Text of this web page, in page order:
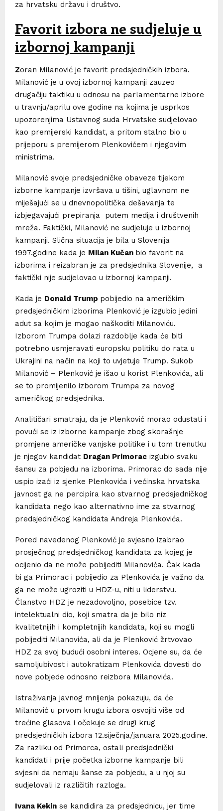
za hrvatsku državu i društvo.
Favorit izbora ne sudjeluje u
izbornoj kampanji
Zoran Milanović je favorit predsjedničkih izbora.
Milanović je u ovoj izbornoj kampanji zauzeo
drugačiju taktiku u odnosu na parlamentarne izbore
u travnju/aprilu ove godine na kojima je usprkos
upozorenjima Ustavnog suda Hrvatske sudjelovao
kao premijerski kandidat, a pritom stalno bio u
prijeporu s premijerom Plenkovićem i njegovim
ministrima.
Milanović svoje predsjedničke obaveze tijekom
izborne kampanje izvršava u tišini, uglavnom ne
miješajući se u dnevnopolitička dešavanja te
izbjegavajući prepiranja putem medija i društvenih
mreža. Faktički, Milanović ne sudjeluje u izbornoj
kampanji. Slična situacija je bila u Slovenija
1997.godine kada je Milan Kučan bio favorit na
izborima i reizabran je za predsjednika Slovenije, a
faktički nije sudjelovao u izbornoj kampanji.
Kada je Donald Trump pobijedio na američkim
predsjedničkim izborima Plenković je izgubio jedini
adut sa kojim je mogao naškoditi Milanoviću.
Izborom Trumpa dolazi razdoblje kada će biti
potrebno usmjeravati europsku politiku do rata u
Ukrajini na način na koji to uvjetuje Trump. Sukob
Milanović – Plenković je išao u korist Plenkovića, ali
se to promijenilo izborom Trumpa za novog
američkog predsjednika.
Analitičari smatraju, da je Plenković morao odustati i
povući se iz izborne kampanje zbog skorašnje
promjene američke vanjske politike i u tom trenutku
je njegov kandidat Dragan Primorac izgubio svaku
šansu za pobjedu na izborima. Primorac do sada nije
uspio izaći iz sjenke Plenkovića i većinska hrvatska
javnost ga ne percipira kao stvarnog predsjedničkog
kandidata nego kao alternativno ime za stvarnog
predsjedničkog kandidata Andreja Plenkovića.
Pored navedenog Plenković je svjesno izabrao
prosječnog predsjedničkog kandidata za kojeg je
ocijenio da ne može pobijediti Milanovića. Čak kada
bi ga Primorac i pobijedio za Plenkovića je važno da
ga ne može ugroziti u HDZ-u, niti u liderstvu.
Članstvo HDZ je nezadovoljno, posebice tzv.
intelektualni dio, koji smatra da je bilo niz
kvalitetnijih i kompletnijih kandidata, koji su mogli
pobijediti Milanovića, ali da je Plenković žrtvovao
HDZ za svoj budući osobni interes. Ocjene su, da će
samoljubivost i autokratizam Plenkovića dovesti do
nove pobjede odnosno reizbora Milanovića.
Istraživanja javnog mnijenja pokazuju, da će
Milanović u prvom krugu izbora osvojiti više od
trećine glasova i očekuje se drugi krug
predsjedničkih izbora 12.siječnja/januara 2025.godine.
Za razliku od Primorca, ostali predsjednički
kandidati i prije početka izborne kampanje bili
svjesni da nemaju šanse za pobjedu, a u njoj su
sudjelovali iz različitih razloga.
Ivana Kekin se kandidira za predsjednicu, jer time